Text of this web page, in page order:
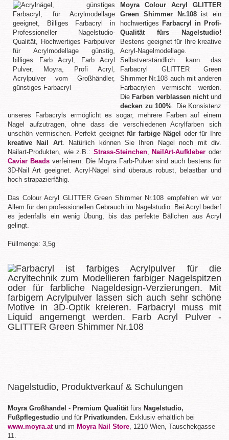
Moyra Colour Acryl GLITTER
Green Shimmer Nr.108ist ein
hochwertiges Farbacryl in Profi-
Qualität fürs Nagelstudio!
Bestens geeignet für Ihre kreative
Acryl-Nagelmodellage.
Selbstverständlich kann das
Farbacryl GLITTER Green
Shimmer Nr.108 auch mit anderen
Farbacrylen vermischt werden.
DieFarben verblassen nichtund
decken zu 100% . Die Konsistenz
unseres Farbacryls ermöglicht es sogar, mehrere Farben auf einem
Nagel aufzutragen, ohne dass die verschiedenen Acrylfarben sich
unschön vermischen. Perfekt geeignetfür farbige Nägel oder für Ihre
kreative Nail Art. Natürlich können Sie Ihren Nagel noch mit div.
Nailart-Produkten, wie z.B.: Strass-Steinchen,NailArt-Aufkleber oder
Caviar Beads verfeinern. Die Moyra Farb-Pulver sind auch bestens für
3D-Nail Art geeignet. Acryl-Nägel sind überaus robust, belastbar und
hoch strapazierfähig.
Das Colour Acryl GLITTER Green Shimmer Nr.108 empfehlen wir vor
Allem für den professionellen Gebrauch im Nagelstudio. Bei Acryl bedarf
es jedenfalls ein wenig Übung, bis das perfekte Bällchen aus Acryl
gelingt.
Füllmenge: 3,5g
Nagelstudio, Produktverkauf & Schulungen
Moyra Großhandel - Premium Qualität fürs Nagelstudio,
Fußpflegestudio und für Privatkunden. Exklusiv erhältlich bei
www.moyra.atund im Moyra Nail Store , 1210 Wien, Tauschekgasse
11.